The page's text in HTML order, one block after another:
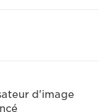
d'image